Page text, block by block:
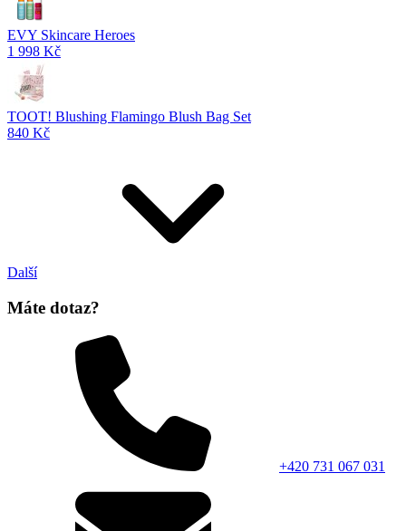
EVY Skincare Heroes
1 998 Kč
TOOT! Blushing Flamingo Blush Bag Set
840 Kč
Další
Máte dotaz?
+420 731 067 031